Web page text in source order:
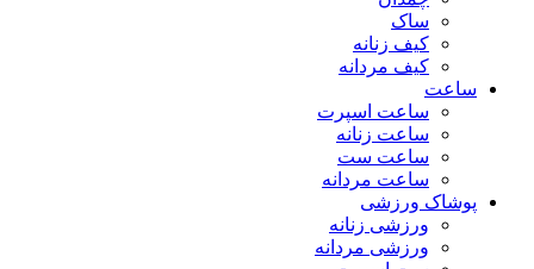
ساک
کیف زنانه
کیف مردانه
ساعت
ساعت اسپرت
ساعت زنانه
ساعت ست
ساعت مردانه
پوشاک ورزشی
ورزشی زنانه
ورزشی مردانه